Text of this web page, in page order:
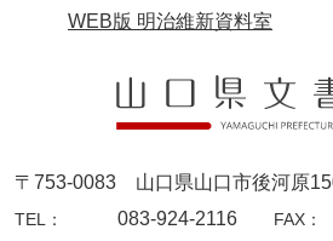
WEB版 明治維新資料室
〒753-0083 山口県山口市後河原
TEL：
083-924-2116 FAX：